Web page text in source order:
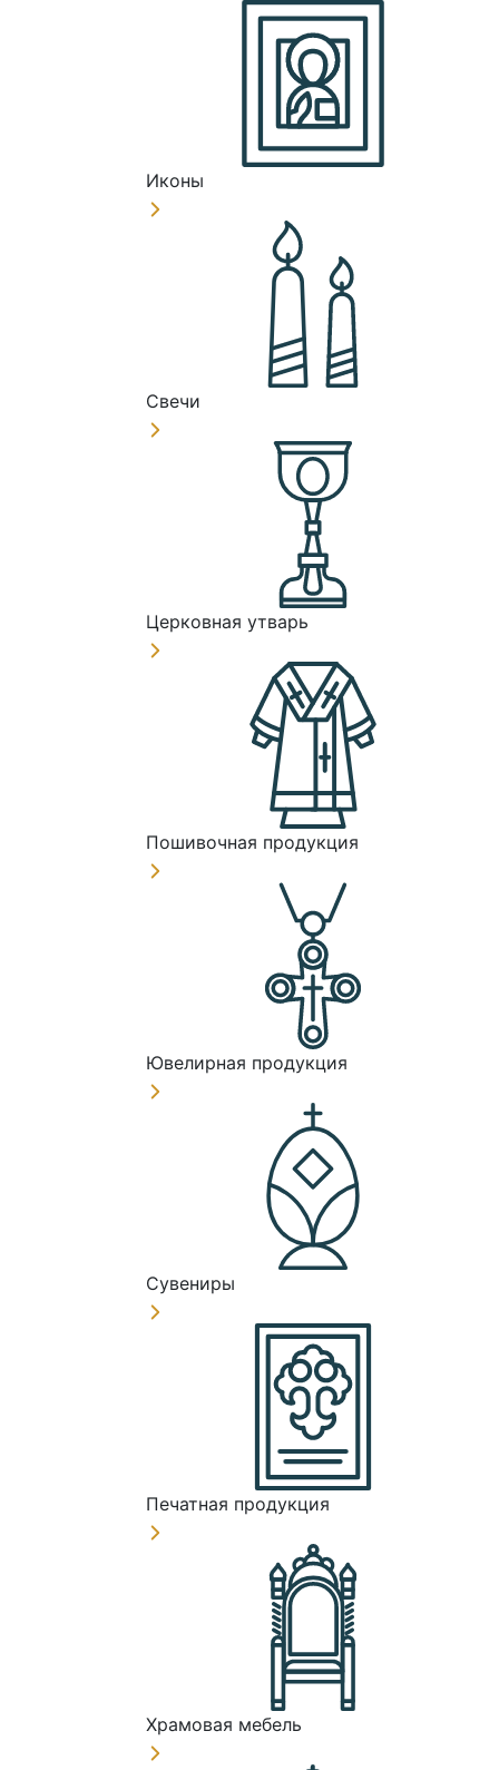
Иконы
Свечи
Церковная утварь
Пошивочная продукция
Ювелирная продукция
Сувениры
Печатная продукция
Храмовая мебель